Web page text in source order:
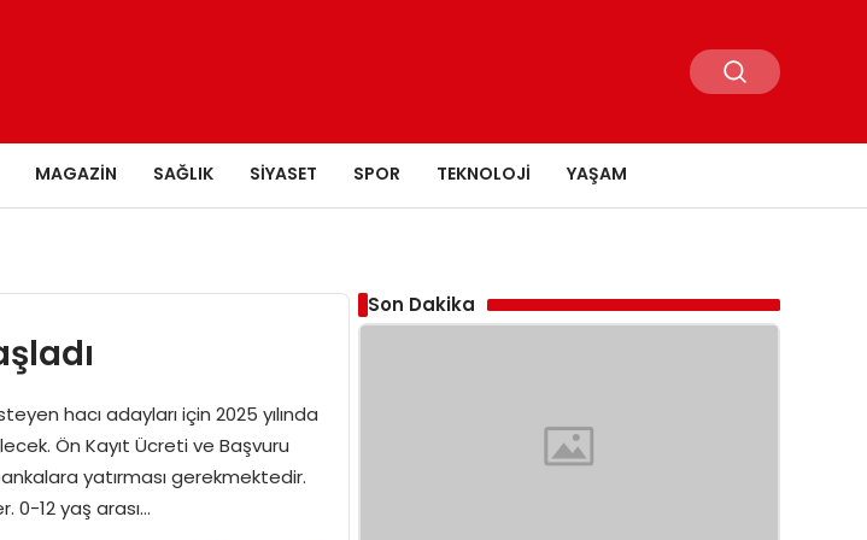
MAGAZIN SAĞLIK SIYASET SPOR TEKNOLOJI YAŞAM
hacı adayları için 2025 yılında
Ön Kayıt Ücreti ve Başvuru
yatırması gerekmektedir.
0-12 yaş arası…
Son Dakika